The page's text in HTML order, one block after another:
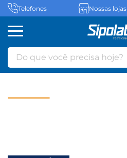
Telefones Nossas lojas
Do que você precisa hoje?